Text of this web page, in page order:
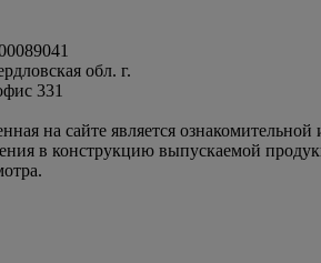
обл. г.
331
на сайте является
в конструкцию выпускаемой